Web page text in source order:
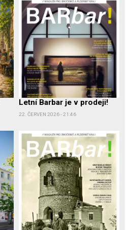
Letní Barbar je v prodeji!
22. ČERVEN 2026 - 21:46